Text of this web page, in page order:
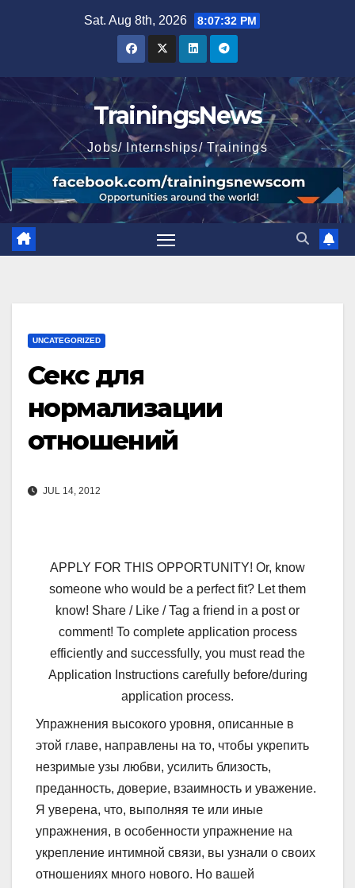
Sat. Aug 8th, 2026 8:07:34 PM
TrainingsNews
Jobs/ Internships/ Trainings
UNCATEGORIZED
Секс для
нормализации
отношений
JUL 14, 2012
APPLY FOR THIS OPPORTUNITY! Or, know
someone who would be a perfect fit? Let them
know! Share / Like / Tag a friend in a post or
comment! To complete application process
efficiently and successfully, you must read the
Application Instructions carefully before/during
application process.
Упражнения высокого уровня, описанные в
этой главе, направлены на то, чтобы укрепить
незримые узы любви, усилить близость,
преданность, доверие, взаимность и уважение.
Я уверена, что, выполняя те или иные
упражнения, в особенности упражнение на
укрепление интимной связи, вы узнали о своих
отношениях много нового. Но вашей